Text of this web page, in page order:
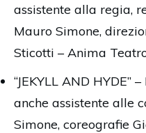
assistente alla regia,
Mauro Simone,
Sticotti – Anima
“JEKYLL AND HYDE”
anche assistente alle
Simone, coreografie